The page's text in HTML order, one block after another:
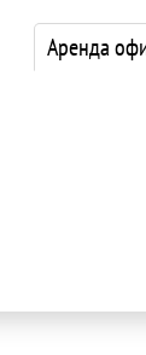
Аренда